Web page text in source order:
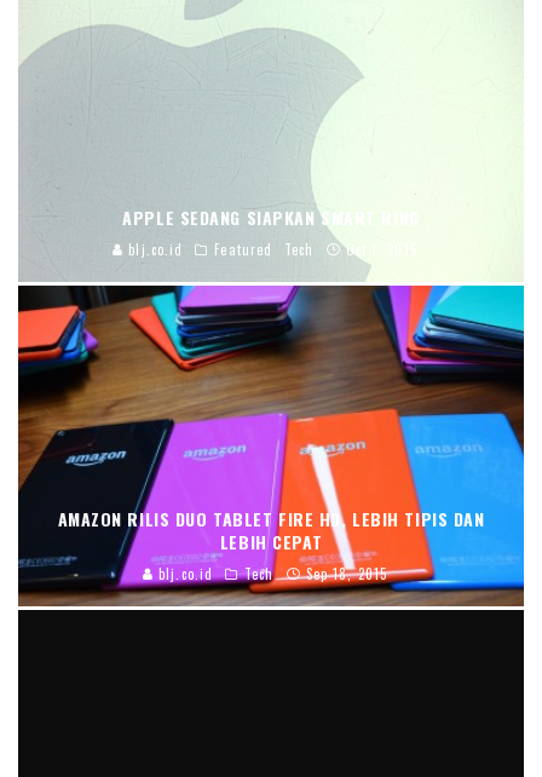
APPLE SEDANG SIAPKAN SMART RING
blj.co.id Featured Tech Oct 1, 2015
AMAZON RILIS DUO TABLET FIRE HD, LEBIH TIPIS DAN
LEBIH CEPAT
blj.co.id Tech Sep 18, 2015